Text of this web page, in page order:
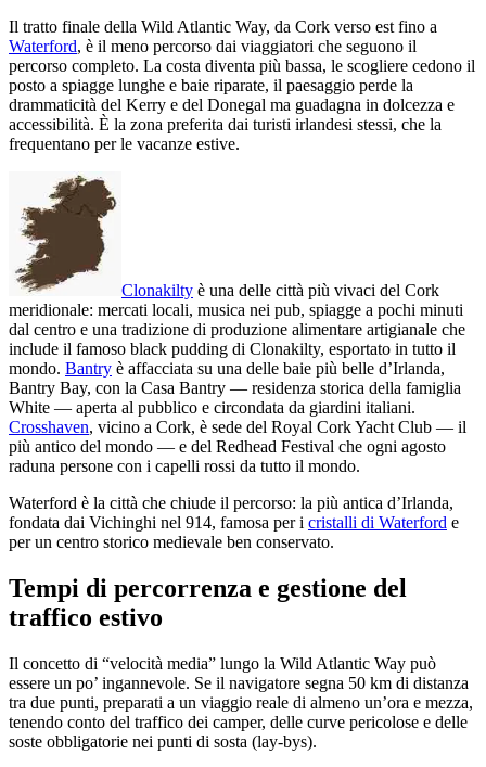
Il tratto finale della Wild Atlantic Way, da Cork verso est fino a
Waterford, è il meno percorso dai viaggiatori che seguono il
percorso completo. La costa diventa più bassa, le scogliere cedono il
posto a spiagge lunghe e baie riparate, il paesaggio perde la
drammaticità del Kerry e del Donegal ma guadagna in dolcezza e
accessibilità. È la zona preferita dai turisti irlandesi stessi, che la
frequentano per le vacanze estive.
Clonakilty è una delle città più vivaci del Cork
meridionale: mercati locali, musica nei pub, spiagge a pochi minuti
dal centro e una tradizione di produzione alimentare artigianale che
include il famoso black pudding di Clonakilty, esportato in tutto il
mondo. Bantry è affacciata su una delle baie più belle d’Irlanda,
Bantry Bay, con la Casa Bantry — residenza storica della famiglia
White — aperta al pubblico e circondata da giardini italiani.
Crosshaven, vicino a Cork, è sede del Royal Cork Yacht Club — il
più antico del mondo — e del Redhead Festival che ogni agosto
raduna persone con i capelli rossi da tutto il mondo.
Waterford è la città che chiude il percorso: la più antica d’Irlanda,
fondata dai Vichinghi nel 914, famosa per i cristalli di Waterford e
per un centro storico medievale ben conservato.
Tempi di percorrenza e gestione del
traffico estivo
Il concetto di “velocità media” lungo la Wild Atlantic Way può
essere un po’ ingannevole. Se il navigatore segna 50 km di distanza
tra due punti, preparati a un viaggio reale di almeno un’ora e mezza,
tenendo conto del traffico dei camper, delle curve pericolose e delle
soste obbligatorie nei punti di sosta (lay-bys).